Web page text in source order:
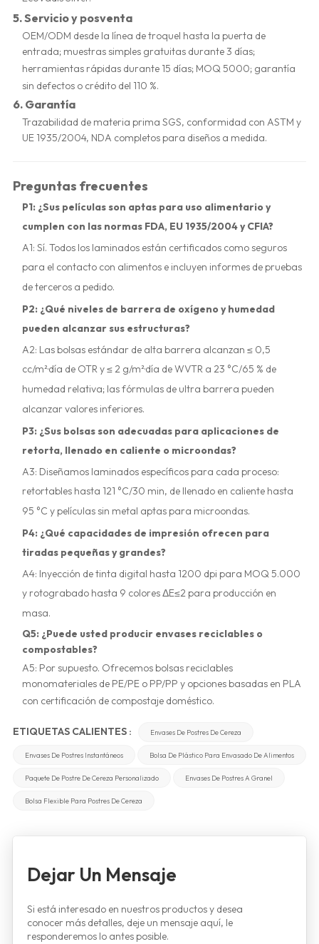
5.Servicio y posventa
OEM/ODM desde la línea de troquel hasta la puerta de
entrada; muestras simples gratuitas durante 3 días;
herramientas rápidas durante 15 días; MOQ 5000; garantía
sin defectos o crédito del 110 %.
6. Garantía
Trazabilidad de materia prima SGS, conformidad con ASTM y
UE 1935/2004, NDA completos para diseños a medida.
Preguntas frecuentes
P1: ¿Sus películas son aptas para uso alimentario y
cumplen con las normas FDA, EU 1935/2004 y CFIA?
A1: Sí. Todos los laminados están certificados como seguros
para el contacto con alimentos e incluyen informes de pruebas
de terceros a pedido.
P2: ¿Qué niveles de barrera de oxígeno y humedad
pueden alcanzar sus estructuras?
A2: Las bolsas estándar de alta barrera alcanzan ≤ 0,5
cc/m²·día de OTR y ≤ 2 g/m²·día de WVTR a 23 °C/65 % de
humedad relativa; las fórmulas de ultra barrera pueden
alcanzar valores inferiores.
P3: ¿Sus bolsas son adecuadas para aplicaciones de
retorta, llenado en caliente o microondas?
A3: Diseñamos laminados específicos para cada proceso:
retortables hasta 121 °C/30 min, de llenado en caliente hasta
95 °C y películas sin metal aptas para microondas.
P4: ¿Qué capacidades de impresión ofrecen para
tiradas pequeñas y grandes?
A4: Inyección de tinta digital hasta 1200 dpi para MOQ 5.000
y rotograbado hasta 9 colores ΔE≤2 para producción en
masa.
Q5: ¿Puede usted producir envases reciclables o
compostables?
A5: Por supuesto. Ofrecemos bolsas reciclables
monomateriales de PE/PE o PP/PP y opciones basadas en PLA
con certificación de compostaje doméstico.
ETIQUETAS CALIENTES : Envases De Postres De Cereza
Envases De Postres Instantáneos Bolsa De Plástico Para Envasado De Alimentos
Paquete De Postre De Cereza Personalizado Envases De Postres A Granel
Bolsa Flexible Para Postres De Cereza
Dejar Un Mensaje
Si está interesado en nuestros productos y desea
conocer más detalles, deje un mensaje aquí, le
responderemos lo antes posible.